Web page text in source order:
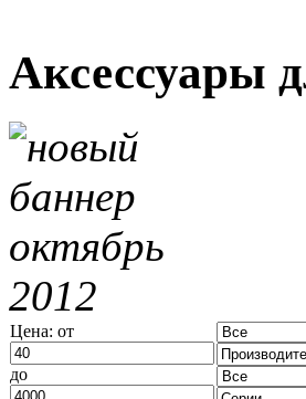
Аксессуары
Цена: от
до